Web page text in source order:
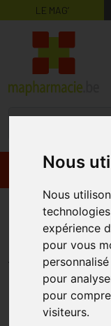
Nous
Nous
expérience
pour vous
pour
pour
visiteurs.
LE MAG’
Promos
Bioderma
Invisible
BIODERMA